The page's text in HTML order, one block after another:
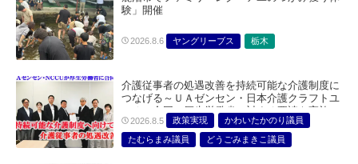
験」開催
2026.8.6 ヤングリーブス 栃木
介護従事者の処遇改善を持続可能な介護制度に
つなげる～ＵＡゼンセン・日本介護クラフトユ
ニオン合同で厚生労働省に対する要請を実施～
2026.8.5 政策実現
かわいたかのり議員
たむらまみ議員
どうごみまきこ議員